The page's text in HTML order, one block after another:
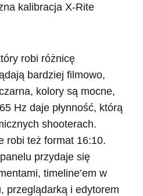
kalibracja X-Rite
robi różnicę
bardziej filmowo,
kolory są mocne,
Hz daje płynność, którą
shooterach.
robi też format 16:10.
przydaje się
timeline’em w
przeglądarką i edytorem